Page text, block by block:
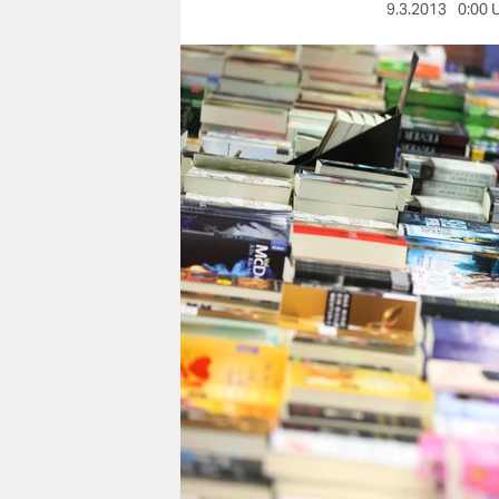
nord
wahrheit
verlag
verlag
veranstaltungen
shop
fragen & hilfe
unterstützen
abo
genossenschaft
9.3.2013 0:00